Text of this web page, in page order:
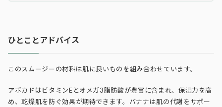
ひとことアドバイス
このスムージーの材料は肌に良いものを組み合わせています。
アボカドはビタミンEとオメガ3脂肪酸が豊富に含まれ、保湿力を高
め、乾燥肌を防ぐ効果が期待できます。バナナは肌の代謝をサポー